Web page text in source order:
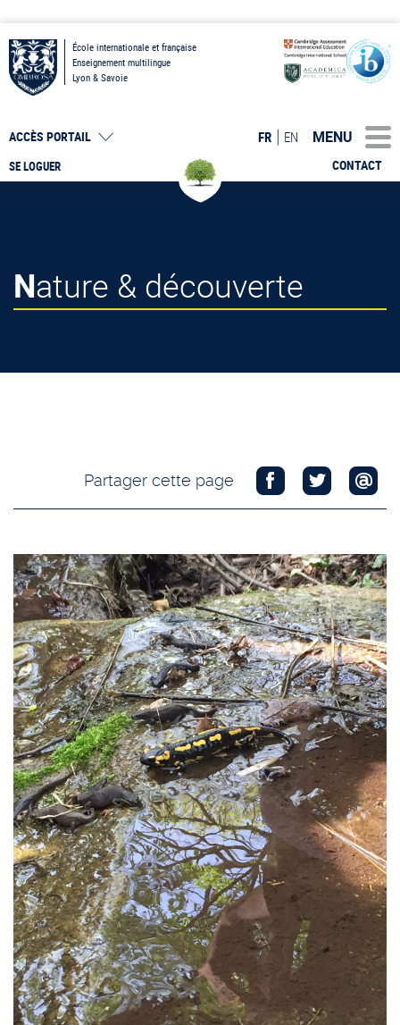
École internationale et française
Enseignement multilingue
Lyon & Savoie
SE LOGUER
ACCÈS PORTAIL
CONTACT
FR EN MENU
Nature & découverte
Partager cette page